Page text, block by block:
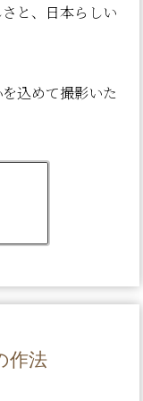
と、日本らしい
込めて撮影いた
作法